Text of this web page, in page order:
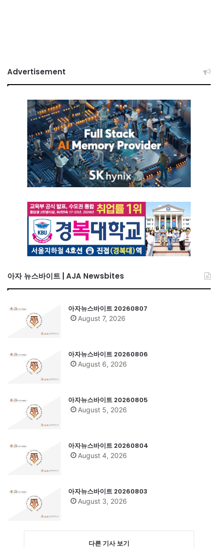
Advertisement
아자 뉴스바이트 | AJA Newsbites
아자뉴스바이트 20260807
August 7, 2026
아자뉴스바이트 20260806
August 6, 2026
아자뉴스바이트 20260805
August 5, 2026
아자뉴스바이트 20260804
August 4, 2026
아자뉴스바이트 20260803
August 3, 2026
다른 기사 보기